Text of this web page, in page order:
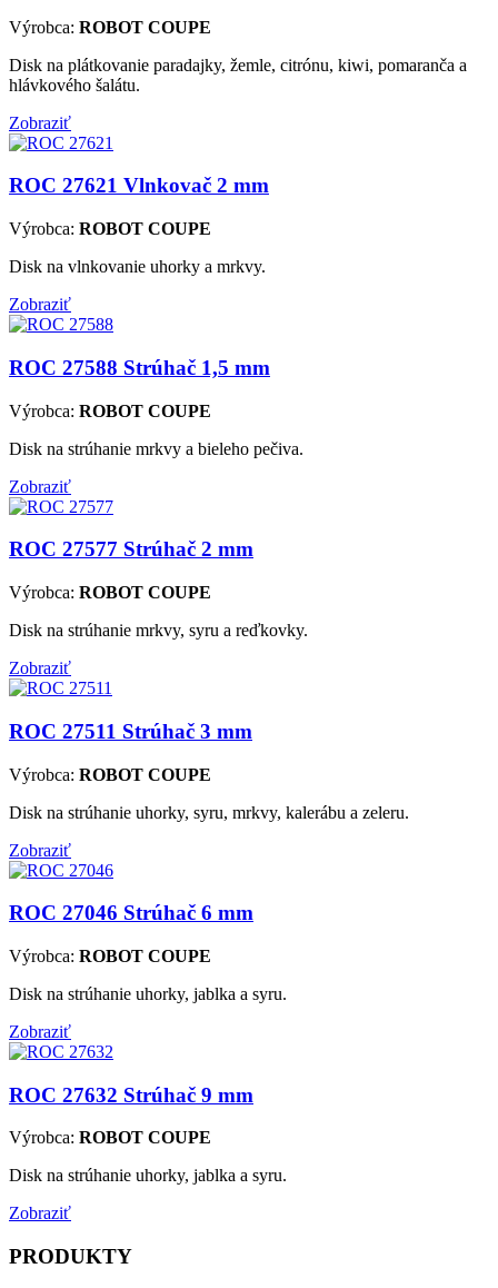
Výrobca: ROBOT COUPE
Disk na plátkovanie paradajky, žemle, citrónu, kiwi, pomaranča a
hlávkového šalátu.
Zobraziť
ROC 27621 Vlnkovač 2 mm
Výrobca: ROBOT COUPE
Disk na vlnkovanie uhorky a mrkvy.
Zobraziť
ROC 27588 Strúhač 1,5 mm
Výrobca: ROBOT COUPE
Disk na strúhanie mrkvy a bieleho pečiva.
Zobraziť
ROC 27577 Strúhač 2 mm
Výrobca: ROBOT COUPE
Disk na strúhanie mrkvy, syru a reďkovky.
Zobraziť
ROC 27511 Strúhač 3 mm
Výrobca: ROBOT COUPE
Disk na strúhanie uhorky, syru, mrkvy, kalerábu a zeleru.
Zobraziť
ROC 27046 Strúhač 6 mm
Výrobca: ROBOT COUPE
Disk na strúhanie uhorky, jablka a syru.
Zobraziť
ROC 27632 Strúhač 9 mm
Výrobca: ROBOT COUPE
Disk na strúhanie uhorky, jablka a syru.
Zobraziť
PRODUKTY